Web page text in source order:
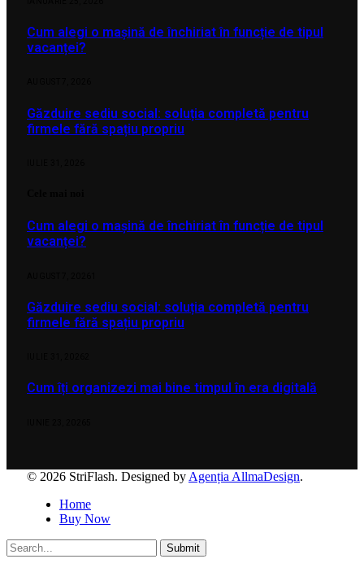
Cum alegi o mașină de închiriat în funcție de tipul
vacanței?
Găzduire sediu social: soluția completă pentru
firmele fără spațiu propriu
Cum alegi o mașină de închiriat în funcție de tipul
vacanței?
Găzduire sediu social: soluția completă pentru
firmele fără spațiu propriu
Cum îți organizezi mai bine timpul în era digitală
© 2026 StriFlash. Designed by Agenția AllmaDesign.
Home
Buy Now
Submit